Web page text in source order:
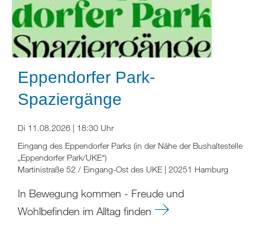
Eppendorfer Park-
Spaziergänge
Di 11.08.2026 | 18:30 Uhr
Eingang des Eppendorfer Parks (in der Nähe der Bushaltestelle
„Eppendorfer Park/UKE“)
Martinistraße 52 / Eingang-Ost des UKE | 20251 Hamburg
In Bewegung kommen - Freude und
Wohlbefinden im Alltag finden